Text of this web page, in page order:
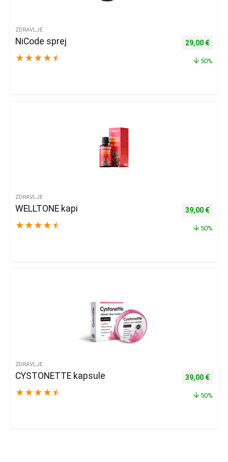
ZDRAVLJE
NiCode sprej
★ ★ ★ ★ ★
Izvorna
29,00 €
50%
ZDRAVLJE
WELLTONE kapi
★ ★ ★ ★ ★
Izvorna
39,00 €
50%
ZDRAVLJE
CYSTONETTE kapsule
★ ★ ★ ★ ★
Izvorna
39,00 €
50%